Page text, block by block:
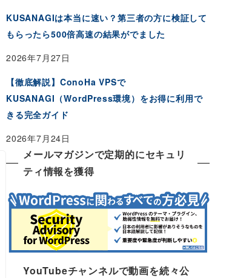
KUSANAGIは本当に速い？第三者の方に検証して
もらったら500倍高速の結果がでました
2026年7月27日
【徹底解説】ConoHa VPSで
KUSANAGI（WordPress環境）をお得に利用で
きる完全ガイド
2026年7月24日
メールマガジンで定期的にセキュリ
ティ情報を獲得
YouTubeチャンネルで動画を続々公